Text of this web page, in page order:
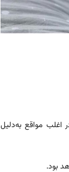
مواقع به‌دلیل
بود.